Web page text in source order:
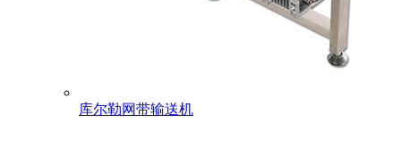
库尔勒网带输送机